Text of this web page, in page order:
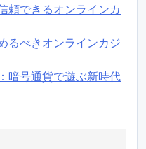
頼できるオンラインカ
るべきオンラインカジ
暗号通貨で遊ぶ新時代